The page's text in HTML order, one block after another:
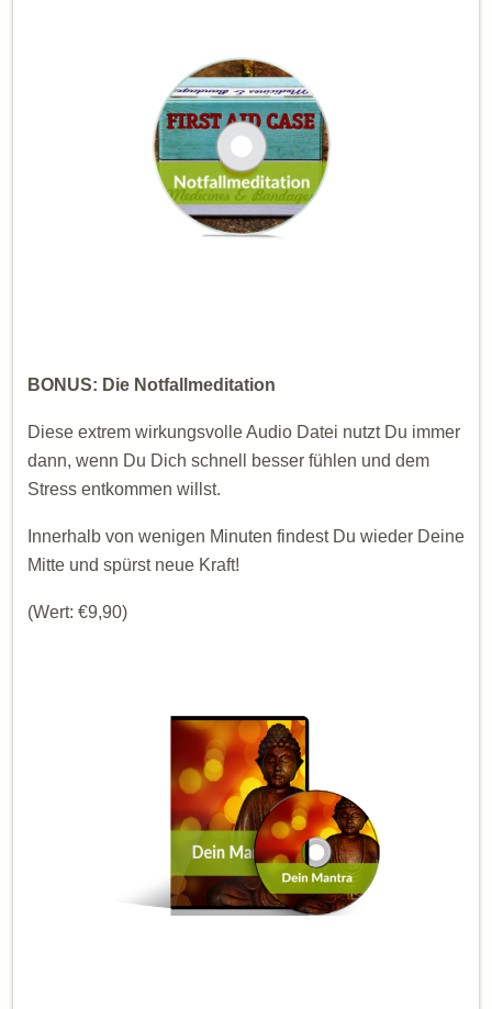
BONUS: Die Notfallmeditation
Diese extrem wirkungsvolle Audio Datei nutzt Du immer
dann, wenn Du Dich schnell besser fühlen und dem
Stress entkommen willst.
Innerhalb von wenigen Minuten findest Du wieder Deine
Mitte und spürst neue Kraft!
(Wert: €9,90)